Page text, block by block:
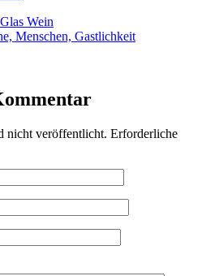
Wein
Menschen, Gastlichkeit
nicht veröffentlicht. Erforderliche